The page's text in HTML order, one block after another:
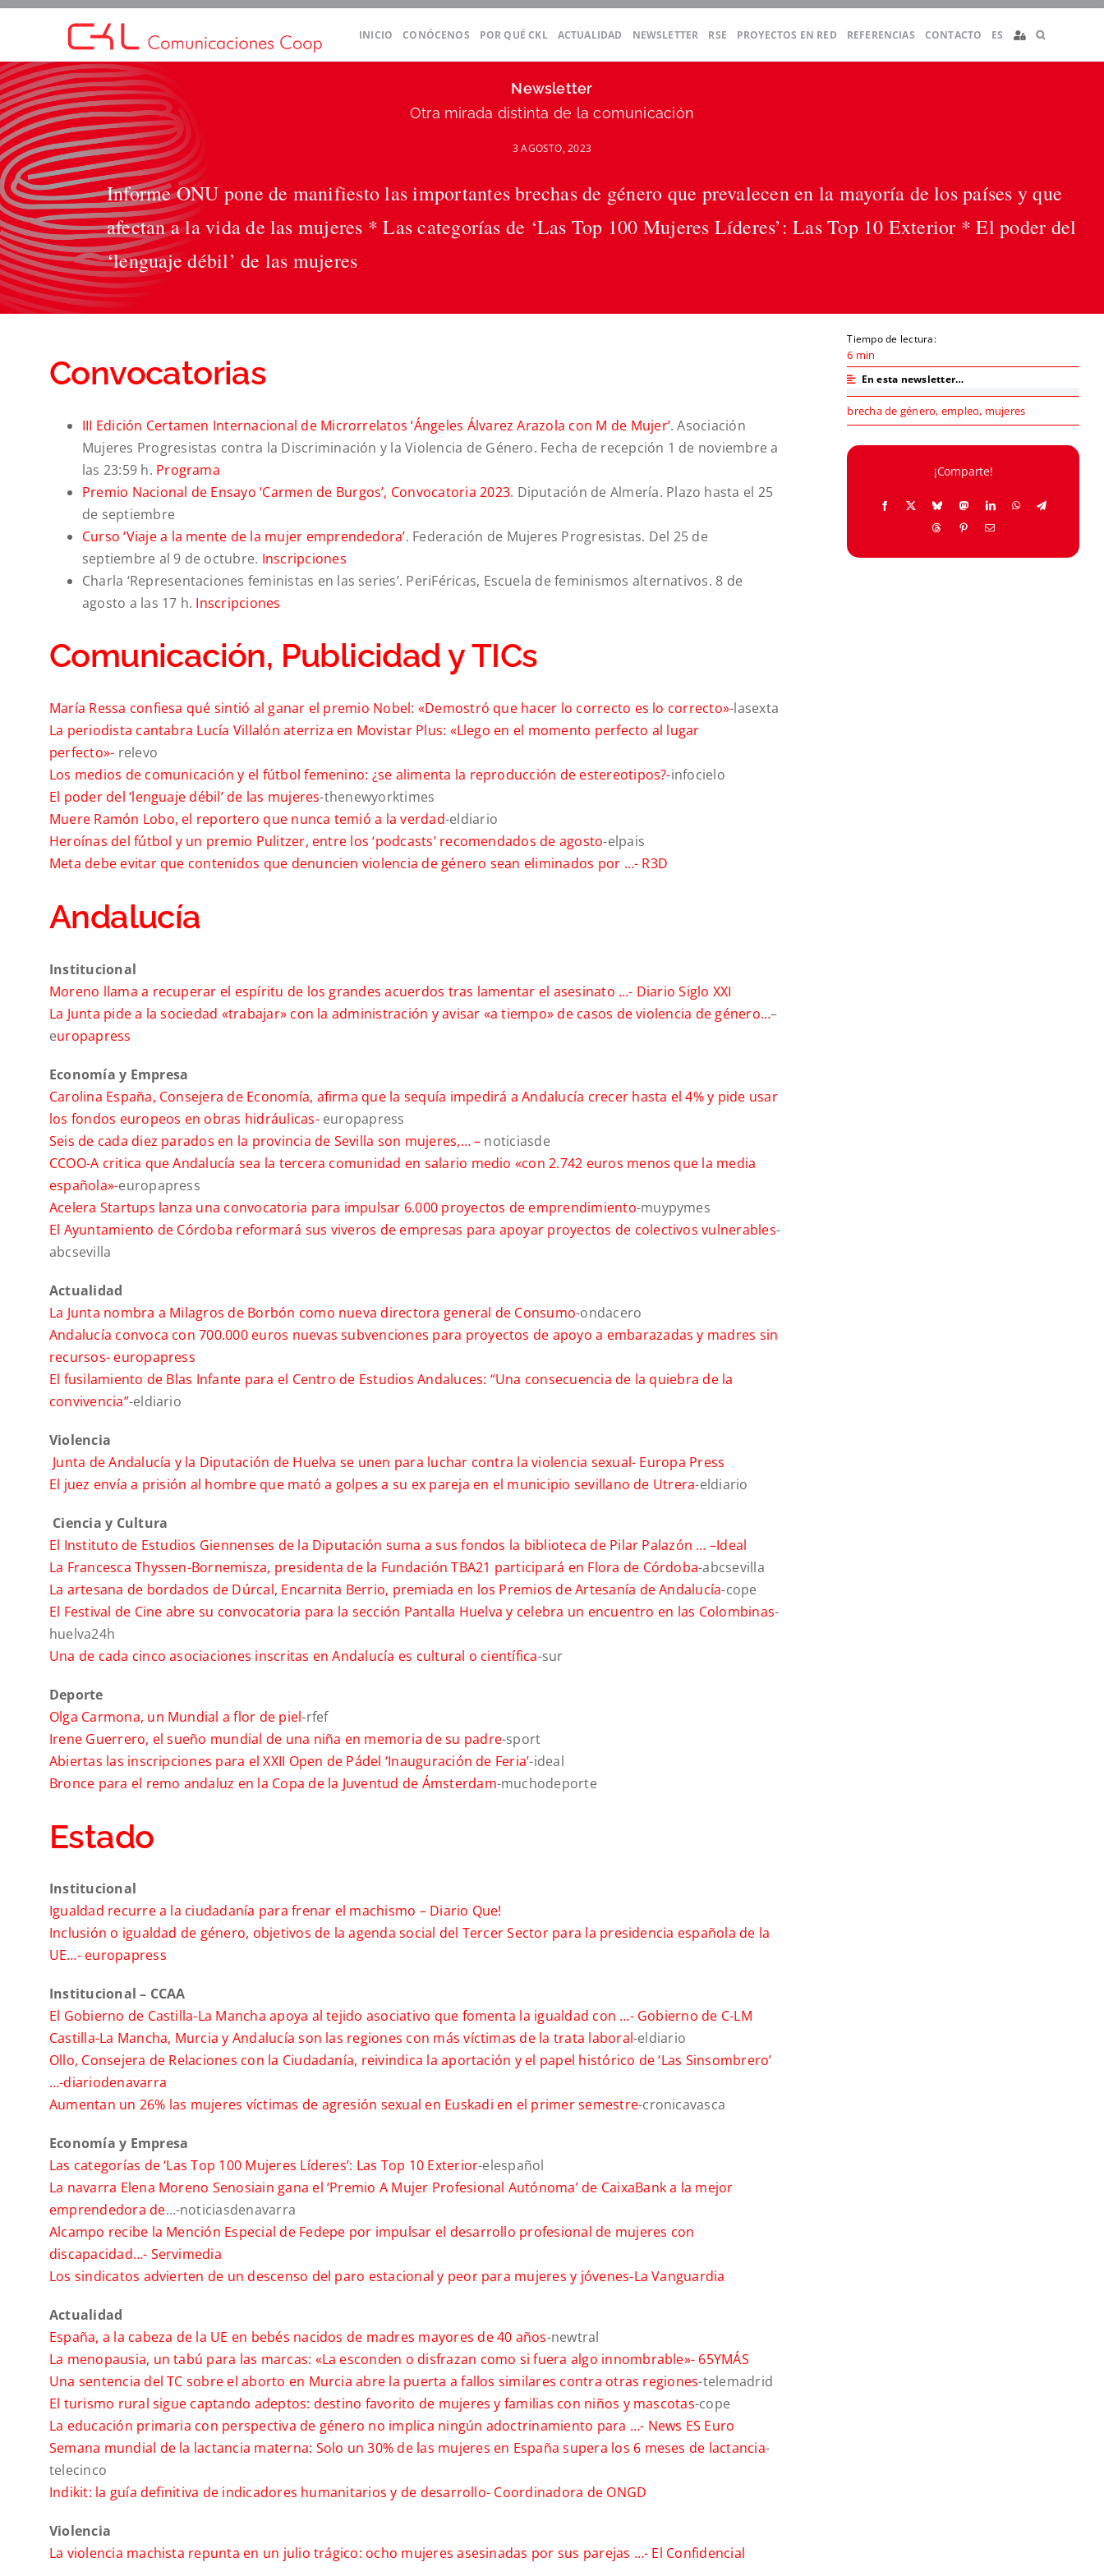
contenido
INICIO CONÓCENOS POR QUÉ CKL ACTUALIDAD NEWSLETTER RSE PROYECTOS EN RED REFERENCIAS CONTACTO ES
Newsletter
Otra mirada distinta de la comunicación
3 AGOSTO, 2023
Informe ONU pone de manifiesto las importantes brechas de género que prevalecen en la mayoría de los países y que
afectan a la vida de las mujeres * Las categorías de ‘Las Top 100 Mujeres Líderes’: Las Top 10 Exterior * El poder del
‘lenguaje débil’ de las mujeres
Convocatorias
III Edición Certamen Internacional de Microrrelatos ‘Ángeles Álvarez Arazola con M de Mujer’. Asociación
Mujeres Progresistas contra la Discriminación y la Violencia de Género. Fecha de recepción 1 de noviembre a
las 23:59 h. Programa
Premio Nacional de Ensayo ‘Carmen de Burgos’, Convocatoria 2023. Diputación de Almería. Plazo hasta el 25
de septiembre
Curso ‘Viaje a la mente de la mujer emprendedora’. Federación de Mujeres Progresistas. Del 25 de
septiembre al 9 de octubre. Inscripciones
Charla ‘Representaciones feministas en las series’. PeriFéricas, Escuela de feminismos alternativos. 8 de
agosto a las 17 h. Inscripciones
Comunicación, Publicidad y TICs
María Ressa confiesa qué sintió al ganar el premio Nobel: «Demostró que hacer lo correcto es lo correcto»-lasexta
La periodista cantabra Lucía Villalón aterriza en Movistar Plus: «Llego en el momento perfecto al lugar
perfecto»- relevo
Los medios de comunicación y el fútbol femenino: ¿se alimenta la reproducción de estereotipos?-infocielo
El poder del ‘lenguaje débil’ de las mujeres-thenewyorktimes
Muere Ramón Lobo, el reportero que nunca temió a la verdad-eldiario
Heroínas del fútbol y un premio Pulitzer, entre los ‘podcasts’ recomendados de agosto-elpais
Meta debe evitar que contenidos que denuncien violencia de género sean eliminados por …- R3D
Andalucía
Institucional
Moreno llama a recuperar el espíritu de los grandes acuerdos tras lamentar el asesinato …- Diario Siglo XXI
La Junta pide a la sociedad «trabajar» con la administración y avisar «a tiempo» de casos de violencia de género…–
europapress
Economía y Empresa
Carolina España, Consejera de Economía, afirma que la sequía impedirá a Andalucía crecer hasta el 4% y pide usar
los fondos europeos en obras hidráulicas- europapress
Seis de cada diez parados en la provincia de Sevilla son mujeres,… – noticiasde
CCOO-A critica que Andalucía sea la tercera comunidad en salario medio «con 2.742 euros menos que la media
española»-europapress
Acelera Startups lanza una convocatoria para impulsar 6.000 proyectos de emprendimiento-muypymes
El Ayuntamiento de Córdoba reformará sus viveros de empresas para apoyar proyectos de colectivos vulnerables-
abcsevilla
Actualidad
La Junta nombra a Milagros de Borbón como nueva directora general de Consumo-ondacero
Andalucía convoca con 700.000 euros nuevas subvenciones para proyectos de apoyo a embarazadas y madres sin
recursos- europapress
El fusilamiento de Blas Infante para el Centro de Estudios Andaluces: “Una consecuencia de la quiebra de la
convivencia”-eldiario
Violencia
Junta de Andalucía y la Diputación de Huelva se unen para luchar contra la violencia sexual- Europa Press
El juez envía a prisión al hombre que mató a golpes a su ex pareja en el municipio sevillano de Utrera-eldiario
Ciencia y Cultura
El Instituto de Estudios Giennenses de la Diputación suma a sus fondos la biblioteca de Pilar Palazón … –Ideal
La Francesca Thyssen-Bornemisza, presidenta de la Fundación TBA21 participará en Flora de Córdoba-abcsevilla
La artesana de bordados de Dúrcal, Encarnita Berrio, premiada en los Premios de Artesanía de Andalucía-cope
El Festival de Cine abre su convocatoria para la sección Pantalla Huelva y celebra un encuentro en las Colombinas-
huelva24h
Una de cada cinco asociaciones inscritas en Andalucía es cultural o científica-sur
Deporte
Olga Carmona, un Mundial a flor de piel-rfef
Irene Guerrero, el sueño mundial de una niña en memoria de su padre-sport
Abiertas las inscripciones para el XXII Open de Pádel ‘Inauguración de Feria’-ideal
Bronce para el remo andaluz en la Copa de la Juventud de Ámsterdam-muchodeporte
Estado
Institucional
Igualdad recurre a la ciudadanía para frenar el machismo – Diario Que!
Inclusión o igualdad de género, objetivos de la agenda social del Tercer Sector para la presidencia española de la
UE…- europapress
Institucional – CCAA
El Gobierno de Castilla-La Mancha apoya al tejido asociativo que fomenta la igualdad con …- Gobierno de C-LM
Castilla-La Mancha, Murcia y Andalucía son las regiones con más víctimas de la trata laboral-eldiario
Ollo, Consejera de Relaciones con la Ciudadanía, reivindica la aportación y el papel histórico de ‘Las Sinsombrero’
…-diariodenavarra
Aumentan un 26% las mujeres víctimas de agresión sexual en Euskadi en el primer semestre-cronicavasca
Economía y Empresa
Las categorías de ‘Las Top 100 Mujeres Líderes’: Las Top 10 Exterior-elespañol
La navarra Elena Moreno Senosiain gana el ‘Premio A Mujer Profesional Autónoma’ de CaixaBank a la mejor
emprendedora de…-noticiasdenavarra
Alcampo recibe la Mención Especial de Fedepe por impulsar el desarrollo profesional de mujeres con
discapacidad…- Servimedia
Los sindicatos advierten de un descenso del paro estacional y peor para mujeres y jóvenes-La Vanguardia
Actualidad
España, a la cabeza de la UE en bebés nacidos de madres mayores de 40 años-newtral
La menopausia, un tabú para las marcas: «La esconden o disfrazan como si fuera algo innombrable»- 65YMÁS
Una sentencia del TC sobre el aborto en Murcia abre la puerta a fallos similares contra otras regiones-telemadrid
El turismo rural sigue captando adeptos: destino favorito de mujeres y familias con niños y mascotas-cope
La educación primaria con perspectiva de género no implica ningún adoctrinamiento para …- News ES Euro
Semana mundial de la lactancia materna: Solo un 30% de las mujeres en España supera los 6 meses de lactancia-
telecinco
Indikit: la guía definitiva de indicadores humanitarios y de desarrollo- Coordinadora de ONGD
Violencia
La violencia machista repunta en un julio trágico: ocho mujeres asesinadas por sus parejas …- El Confidencial
Tiempo de lectura:
6 min
En esta newsletter…
brecha de género, empleo, mujeres
¡Comparte!